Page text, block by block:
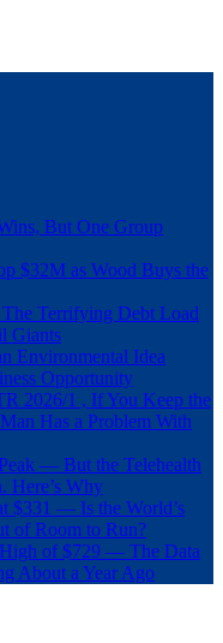
But One Group
$32M as Wood Buys the
The Terrifying Debt Load
Giants
Environmental Idea
Opportunity
2026/1 , If You Keep the
Has a Problem With
— But the Telehealth
Here’s Why
$331 — Is the World’s
of Room to Run?
of $729 — The Data
About a Year Ago